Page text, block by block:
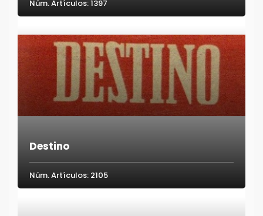
Núm. Artículos: 1397
Destino
Núm. Artículos: 2105